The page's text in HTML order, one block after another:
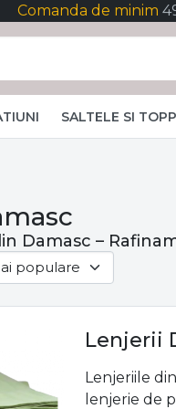
Comanda de minim
SALTELE SI
Damasc –
Lenjerii
Lenjeriile
lenjerie de